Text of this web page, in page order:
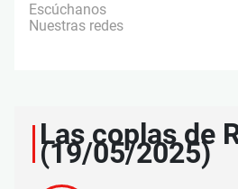
Escúchanos
Nuestras redes
Las coplas de
(19/05/2025)